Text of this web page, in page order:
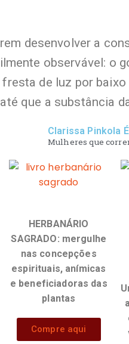
desenvolver a
observável: o
fresta de luz por
que a substância
Clarissa Pinkola
Mulheres que
HERBANÁRIO
SAGRADO: mergulhe
nas concepções
espirituais, anímicas
e beneficiadoras das
plantas
Compre aqui